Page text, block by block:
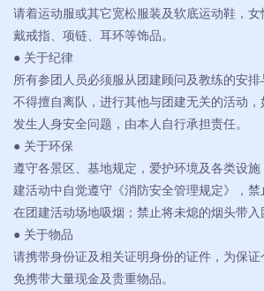
请着运动服或其它宽松服装及软底运动鞋，
戴戒指、项链、耳环等饰品。
● 关于纪律
所有参团人员必须服从团建顾问及教练的安排
不得擅自离队，进行其他与团建无关的活动
发生人身安全问题，由本人自行承担责任。
● 关于环保
遵守各景区、基地规定，爱护环境及各类设
建活动中自觉遵守《消防安全管理规定》，
在团建活动场地吸烟；禁止将未熄的烟头带入
● 关于物品
请携带身份证及相关证明身份的证件，为保
免携带大量现金及贵重物品。